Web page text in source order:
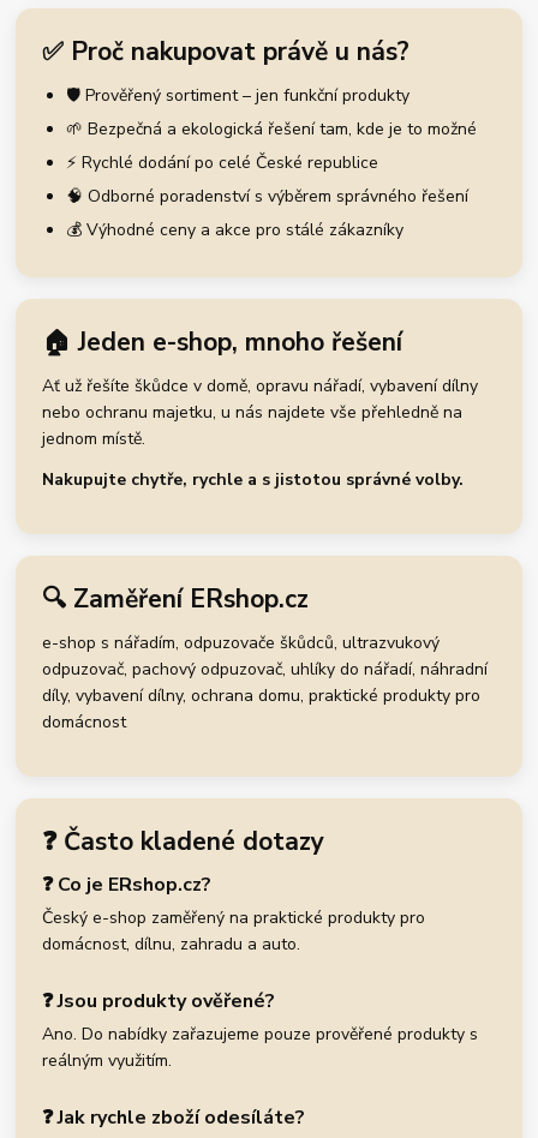
✅ Proč nakupovat právě u nás?
🛡️ Prověřený sortiment – jen funkční produkty
🌱 Bezpečná a ekologická řešení tam, kde je to možné
⚡ Rychlé dodání po celé České republice
🧠 Odborné poradenství s výběrem správného řešení
💰 Výhodné ceny a akce pro stálé zákazníky
🏠 Jeden e-shop, mnoho řešení
Ať už řešíte škůdce v domě, opravu nářadí, vybavení dílny
nebo ochranu majetku, u nás najdete vše přehledně na
jednom místě.
Nakupujte chytře, rychle a s jistotou správné volby.
🔍 Zaměření ERshop.cz
e-shop s nářadím, odpuzovače škůdců, ultrazvukový
odpuzovač, pachový odpuzovač, uhlíky do nářadí, náhradní
díly, vybavení dílny, ochrana domu, praktické produkty pro
domácnost
❓ Často kladené dotazy
❓ Co je ERshop.cz?
Český e-shop zaměřený na praktické produkty pro
domácnost, dílnu, zahradu a auto.
❓ Jsou produkty ověřené?
Ano. Do nabídky zařazujeme pouze prověřené produkty s
reálným využitím.
❓ Jak rychle zboží odesíláte?